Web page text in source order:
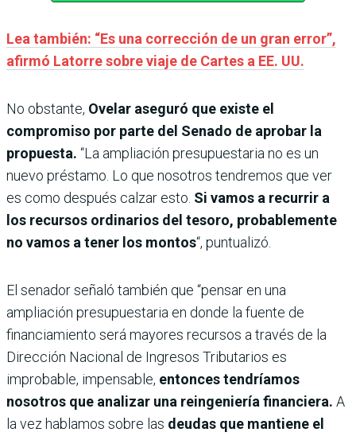
Lea también: “Es una corrección de un gran error”,
afirmó Latorre sobre viaje de Cartes a EE. UU.
No obstante, Ovelar aseguró que existe el
compromiso por parte del Senado de aprobar la
propuesta. “La ampliación presupuestaria no es un
nuevo préstamo. Lo que nosotros tendremos que ver
es como después calzar esto. Si vamos a recurrir a
los recursos ordinarios del tesoro, probablemente
no vamos a tener los montos“, puntualizó.
El senador señaló también que “pensar en una
ampliación presupuestaria en donde la fuente de
financiamiento será mayores recursos a través de la
Dirección Nacional de Ingresos Tributarios es
improbable, impensable, entonces tendríamos
nosotros que analizar una reingeniería financiera. A
la vez hablamos sobre las deudas que mantiene el